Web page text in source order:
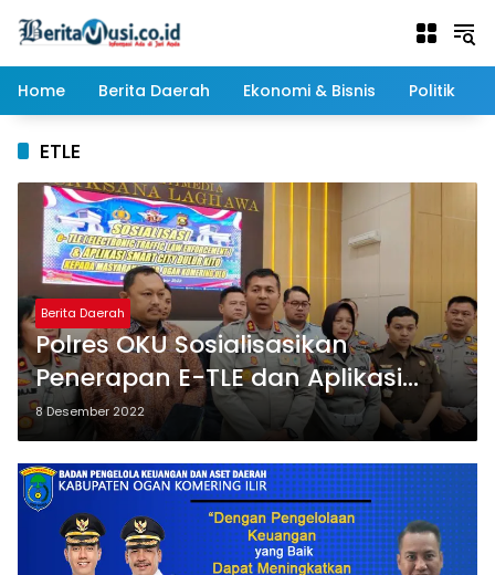
Home
Berita Daerah Ekonomi & Bisnis Politik
ETLE
Berita Daerah
Polres OKU Sosialisasikan
Penerapan E-TLE dan Aplikasi
Dulur Kito
8 Desember 2022